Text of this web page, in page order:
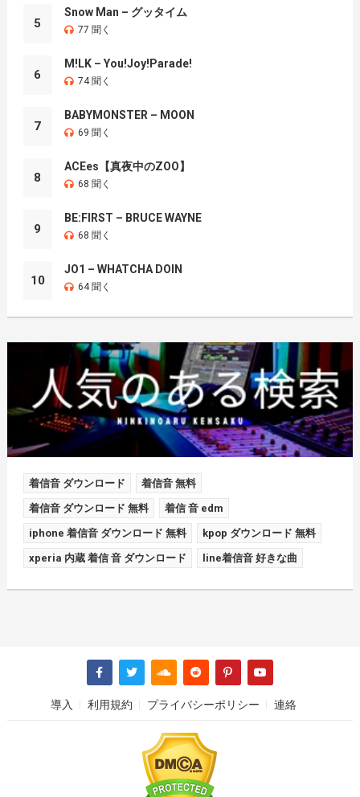
5
Snow Man – グッタイム
77 聞く
6
M!LK – You!Joy!Parade!
74 聞く
7
BABYMONSTER – MOON
69 聞く
8
ACEes【真夜中のZOO】
68 聞く
9
BE:FIRST – BRUCE WAYNE
68 聞く
10
JO1 – WHATCHA DOIN
64 聞く
着信音 ダウンロード 着信音 無料
着信音 ダウンロード 無料 着信 音 edm
iphone 着信音 ダウンロード 無料 kpop ダウンロード 無料
xperia 内蔵 着信 音 ダウンロード line着信音 好きな曲
導入 利用規約 プライバシーポリシー 連絡